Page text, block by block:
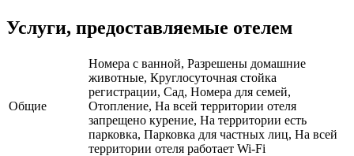
Услуги, предоставляемые отелем
Общие
Номера с ванной, Разрешены домашние
животные, Круглосуточная стойка
регистрации, Сад, Номера для семей,
Отопление, На всей территории отеля
запрещено курение, На территории есть
парковка, Парковка для частных лиц, На всей
территории отеля работает Wi-Fi